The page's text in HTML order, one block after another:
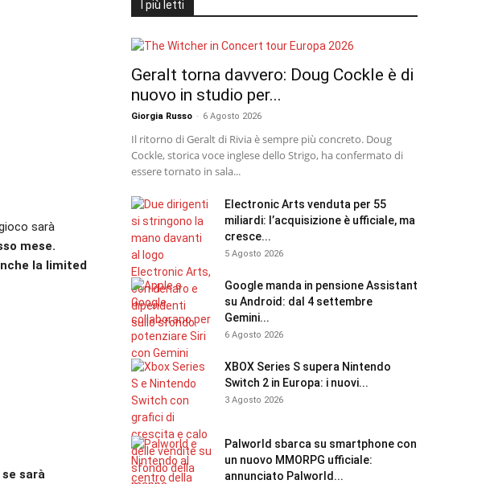
sarà
mese.
la limited
sarà
I più letti
Geralt torna davvero: Doug Cockle è di
nuovo in studio per...
Giorgia Russo - 6 Agosto 2026
Il ritorno di Geralt di Rivia è sempre più concreto. Doug
Cockle, storica voce inglese dello Strigo, ha confermato di
essere tornato in sala...
Electronic Arts venduta per 55
miliardi: l’acquisizione è ufficiale, ma
cresce...
5 Agosto 2026
Google manda in pensione Assistant
su Android: dal 4 settembre
Gemini...
6 Agosto 2026
XBOX Series S supera Nintendo
Switch 2 in Europa: i nuovi...
3 Agosto 2026
Palworld sbarca su smartphone con
un nuovo MMORPG ufficiale:
annunciato Palworld...